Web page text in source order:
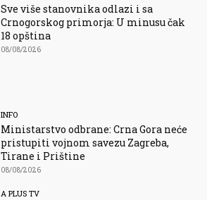
Sve više stanovnika odlazi i sa
Crnogorskog primorja: U minusu čak
18 opština
08/08/2026
INFO
Ministarstvo odbrane: Crna Gora neće
pristupiti vojnom savezu Zagreba,
Tirane i Prištine
08/08/2026
A PLUS TV